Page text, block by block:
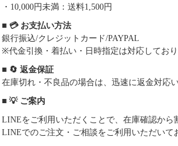
・10,000円未満：送料1,500円
■ 💳 お支払い方法
銀行振込/クレジットカード/PAYPAL
※代金引換・着払い・日時指定は対応しており
■ 🔄 返金保証
在庫切れ・不良品の場合は、迅速に返金対応い
■ 💡 ご案内
LINEをご利用いただくことで、在庫確認か
LINEでのご注文・ご相談をご利用いただいて